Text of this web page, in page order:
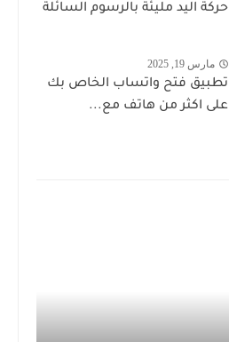
حركة اليد مليئة بالرسوم السائلة
مارس 19, 2025
تطبيق فتح واتساب الخاص بك
على اكثر من هاتف مع...